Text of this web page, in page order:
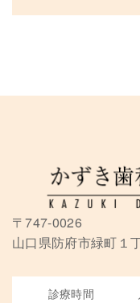
〒747-0026
山口県防府市緑町１
診療時間